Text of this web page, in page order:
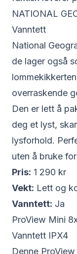
NATIONAL
Vanntett
National
de lager også
lommekikkerten
overraskende
Den er lett å
deg et lyst,
lysforhold.
uten å bruke
Pris: 1 290 kr
Vekt: Lett og
Vanntett: Ja
ProView Mini
Vanntett IPX4
Denne